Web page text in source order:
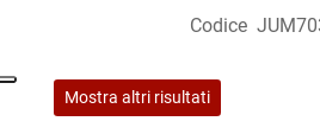
Codice
Mostra altri risultati